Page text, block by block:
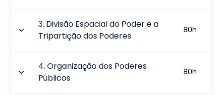
3. Divisão Espacial do Poder e a
Tripartição dos Poderes
80h
4.Organização dos Poderes
Públicos
80h